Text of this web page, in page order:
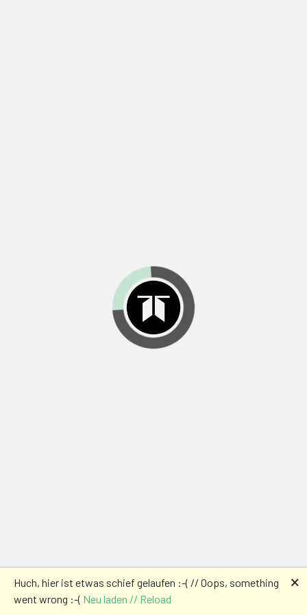
Huch, hier ist etwas schief gelaufen :-( // Oops, something
went wrong :-( Neu laden // Reload
🗙